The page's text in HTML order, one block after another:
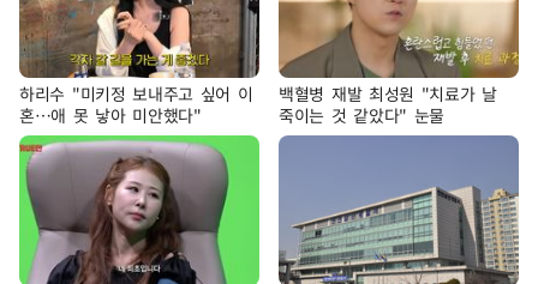
하리수 "미키정 보내주고 싶어 이
혼…애 못 낳아 미안했다"
백혈병 재발 최성원 "치료가 날
죽이는 것 같았다" 눈물